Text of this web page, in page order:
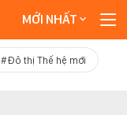
MỚI NHẤT
#Đô thị Thế hệ mới